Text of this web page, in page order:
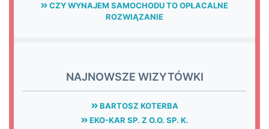
CZY WYNAJEM SAMOCHODU TO OPŁACALNE
ROZWIĄZANIE
NAJNOWSZE WIZYTÓWKI
BARTOSZ KOTERBA
EKO-KAR SP. Z O.O. SP. K.